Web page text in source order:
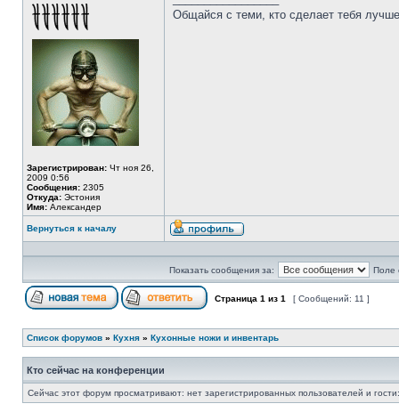
Зарегистрирован: Чт ноя 26,
2009 0:56
Сообщения: 2305
Откуда: Эстония
Имя: Александер
Общайся с теми, кто сделает тебя
Вернуться к началу
Показать сообщения за: Поле
Страница 1 из 1 [ Сообщений: 11 ]
Список форумов » Кухня » Кухонные ножи и инвентарь
Кто сейчас на конференции
Сейчас этот форум просматривают: нет зарегистрированных пользователей и